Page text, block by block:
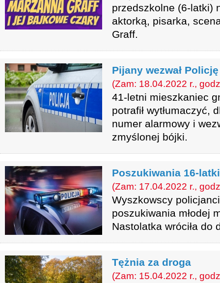
przedszkolne (6-latki)
aktorką, pisarka,
Graff.
Pijany wezwał Policję
(Zam: 18.04.2022 r.,
41-letni mieszkaniec
potrafił wytłumaczyć,
numer alarmowy i
zmyślonej bójki.
Poszukiwania 16-
(Zam: 17.04.2022 r.,
Wyszkowscy
poszukiwania młodej
Nastolatka wróciła do
Tężnia za droga
(Zam: 15.04.2022 r.,